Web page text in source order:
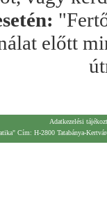
előtt
Adatkezelési
Cím: H-2800 Tatabánya-